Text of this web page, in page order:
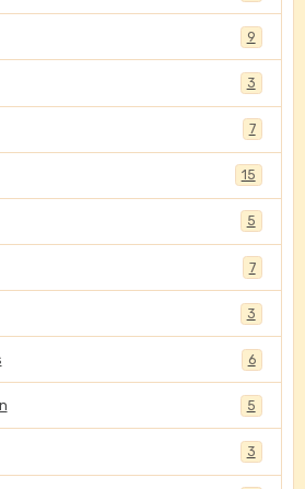
9
3
7
15
5
7
3
6
5
3